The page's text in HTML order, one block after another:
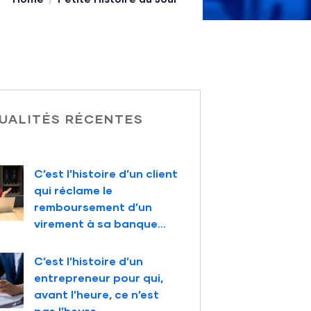
RÉCENTES
C’est l’histoire d’un client
qui réclame le
remboursement d’un
virement à sa banque…
C’est l’histoire d’un
entrepreneur pour qui,
avant l’heure, ce n’est